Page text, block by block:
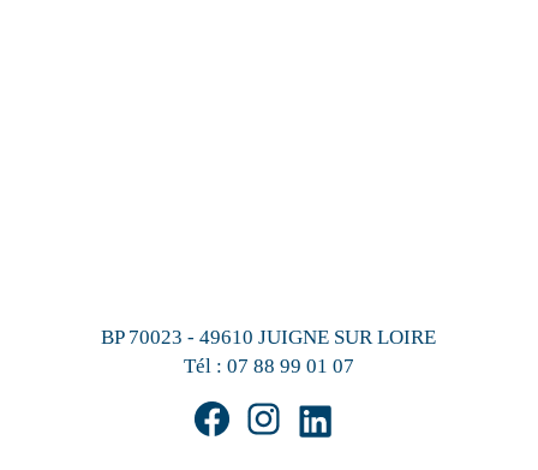
BP 70023 - 49610 JUIGNE SUR LOIRE
Tél : 07 88 99 01 07